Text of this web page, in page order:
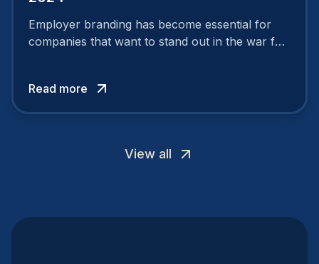
Employer branding has become essential for
companies that want to stand out in the war for
attract the best profiles.
Read more
View all